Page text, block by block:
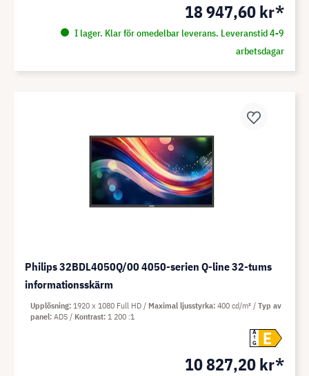
18 947,60 kr*
I lager. Klar för omedelbar leverans. Leveranstid 4-9
arbetsdagar
Philips 32BDL4050Q/00 4050-serien Q-line 32-tums
informationsskärm
A
G
E
10 827,20 kr*
Upplösning 1920 x 1080 Full HD Maximal ljusstyrka 400 cd/m²
Typ av
panel ADS Kontrast 1 200 :1